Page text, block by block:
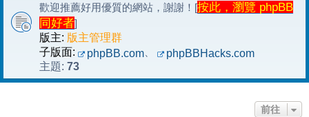
歡迎推薦好用優質的網站，謝謝！[按此，瀏覽 phpBB
同好者]
版主: 版主管理群
子版面:
phpBB.com、
phpBBHacks.com
主題: 73
前往